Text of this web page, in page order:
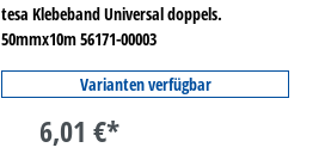
tesa Klebeband Universal doppels.
50mmx10m 56171-00003
Varianten verfügbar
6,01 €*